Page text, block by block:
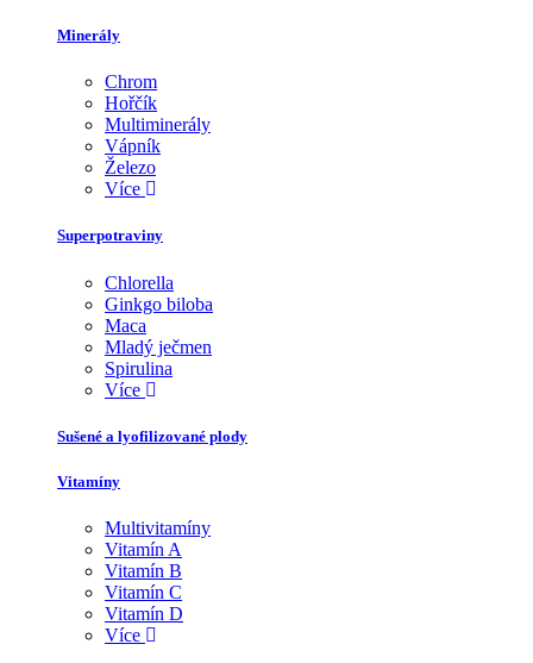
Minerály
Chrom
Hořčík
Multiminerály
Vápník
Železo
Více
Superpotraviny
Chlorella
Ginkgo biloba
Maca
Mladý ječmen
Spirulina
Více
Sušené a lyofilizované plody
Vitamíny
Multivitamíny
Vitamín A
Vitamín B
Vitamín C
Vitamín D
Více